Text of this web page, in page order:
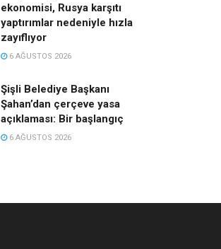
ekonomisi, Rusya karşıtı
yaptırımlar nedeniyle hızla
zayıflıyor
6 AĞUSTOS 2026
Şişli Belediye Başkanı
Şahan’dan çerçeve yasa
açıklaması: Bir başlangıç
6 AĞUSTOS 2026